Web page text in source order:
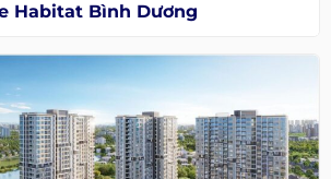
Habitat Bình Dương